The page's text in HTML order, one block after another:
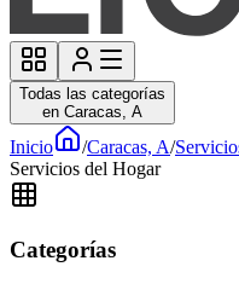
Todas las categorías
en Caracas, A
Inicio /Caracas, A/
Servicios del Hogar
Categorías